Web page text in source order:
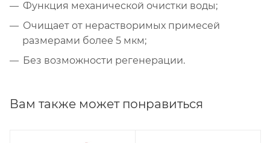
Функция механической очистки воды;
Очищает от нерастворимых примесей
размерами более 5 мкм;
Без возможности регенерации.
Вам также может понравиться